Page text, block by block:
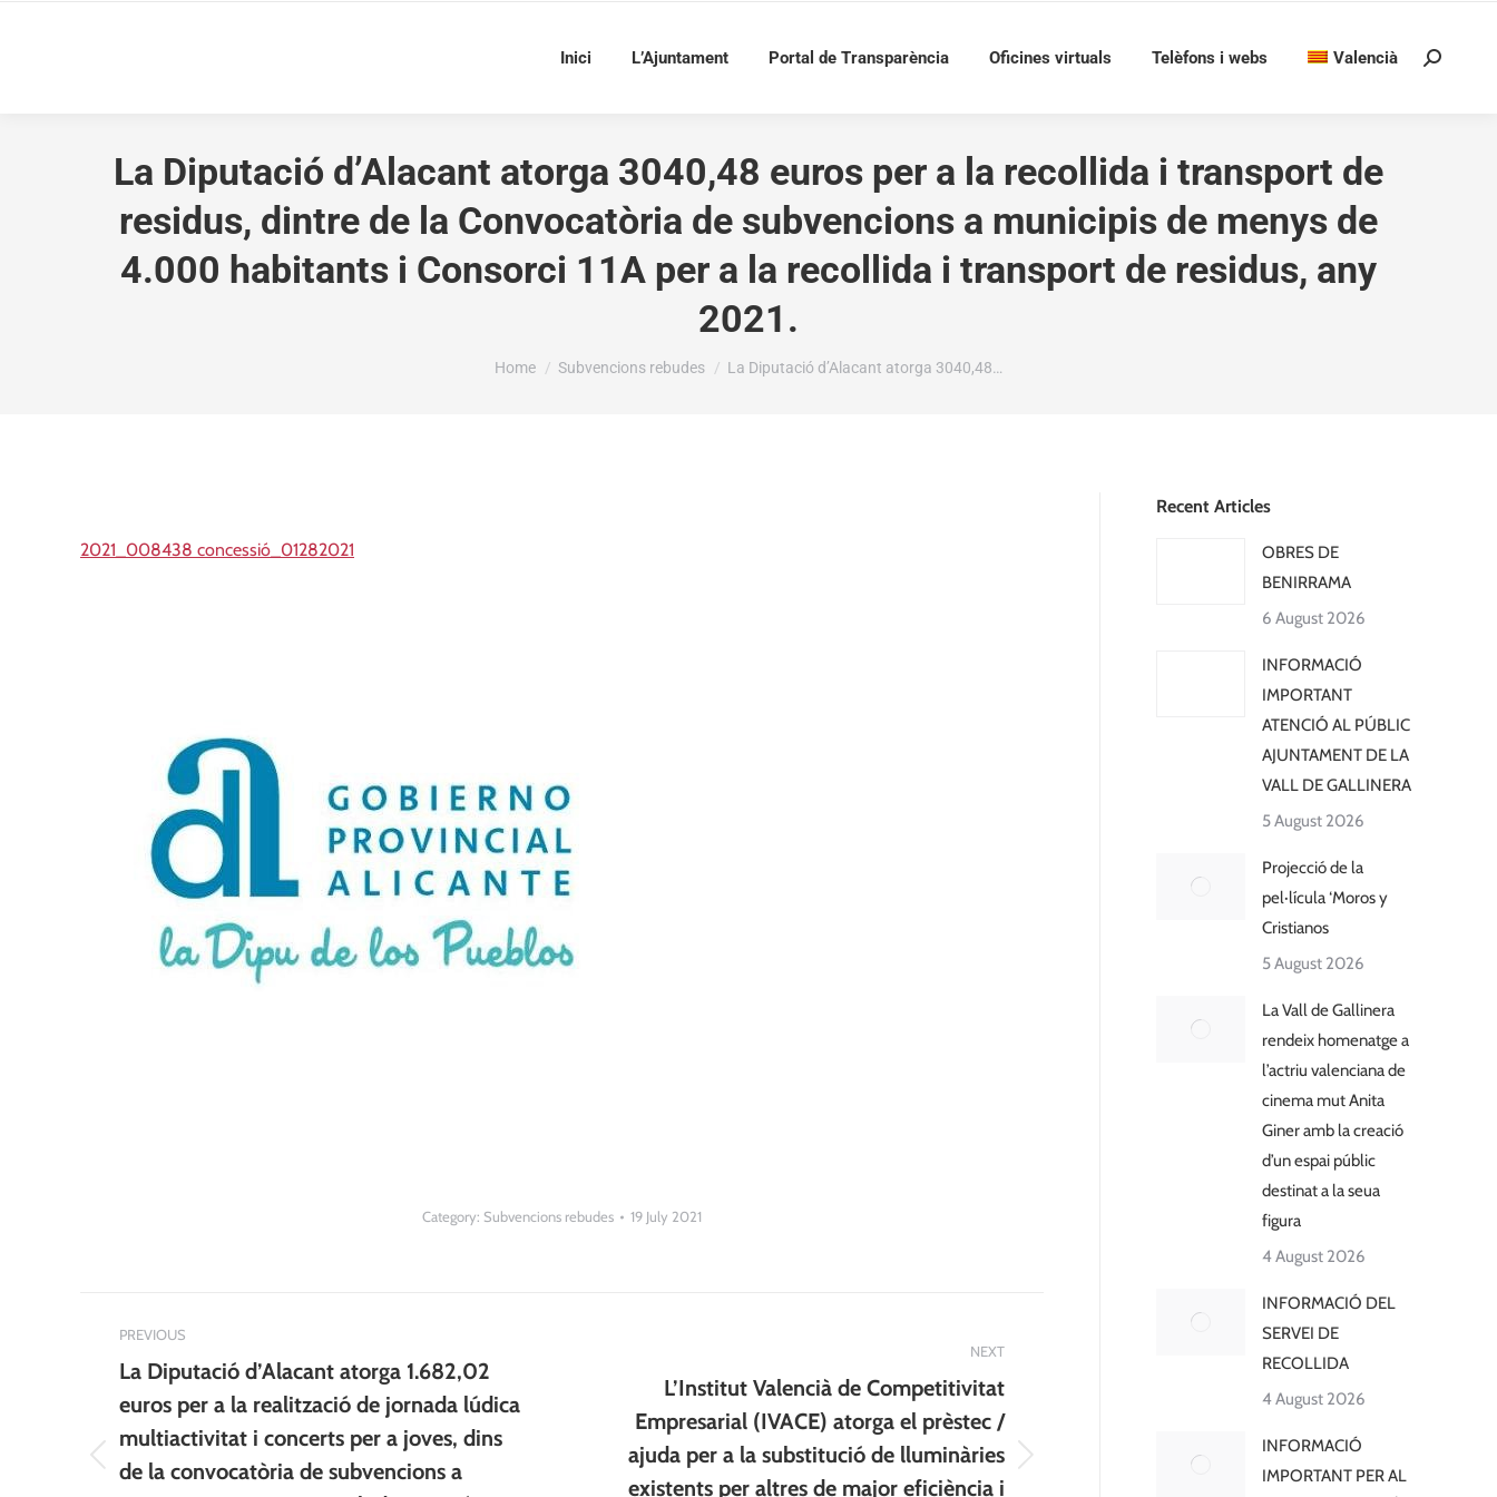
Inici L’Ajuntament Portal de Transparència Oficines virtuals Telèfons i webs Valencià Search:
La Diputació d’Alacant atorga 3040,48 euros per a la recollida i transport de
residus, dintre de la Convocatòria de subvencions a municipis de menys de
4.000 habitants i Consorci 11A per a la recollida i transport de residus, any
2021.
You are here:
Home Subvencions rebudes La Diputació d’Alacant atorga 3040,48…
2021_008438 concessió_01282021
Category: Subvencions rebudes 19 July 2021
navigation
PREVIOUS
Previous
La Diputació d’Alacant atorga 1.682,02
euros per a la realització de jornada lúdica
multiactivitat i concerts per a joves, dins
de la convocatòria de subvencions a
NEXT
Next
L’Institut Valencià de Competitivitat
Empresarial (IVACE) atorga el prèstec /
ajuda per a la substitució de lluminàries
existents per altres de major eficiència i
Recent Articles
OBRES DE
BENIRRAMA
6 August 2026
INFORMACIÓ
IMPORTANT
ATENCIÓ AL PÚBLIC
AJUNTAMENT DE LA
VALL DE GALLINERA
5 August 2026
Projecció de la
pel·lícula ‘Moros y
Cristianos
5 August 2026
La Vall de Gallinera
rendeix homenatge a
l’actriu valenciana de
cinema mut Anita
Giner amb la creació
d’un espai públic
destinat a la seua
figura
4 August 2026
INFORMACIÓ DEL
SERVEI DE
RECOLLIDA
4 August 2026
INFORMACIÓ
IMPORTANT PER AL